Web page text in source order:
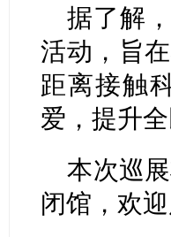
据了解
活动，旨
距离接触
爱，提升全
本次巡
闭馆，欢